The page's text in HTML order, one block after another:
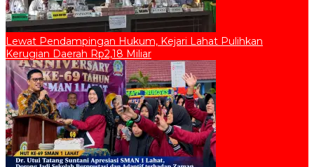
Lewat Pendampingan Hukum, Kejari Lahat Pulihkan
Kerugian Daerah Rp2,18 Miliar